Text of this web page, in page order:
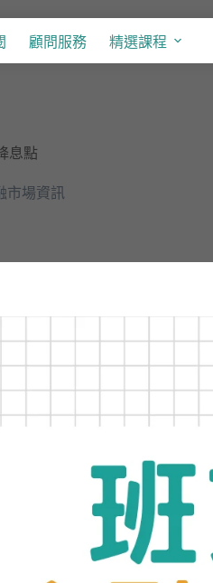
顧問服務 精選課程
息點
市場資訊